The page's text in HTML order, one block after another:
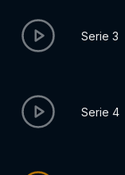
Serie 3
Serie 4